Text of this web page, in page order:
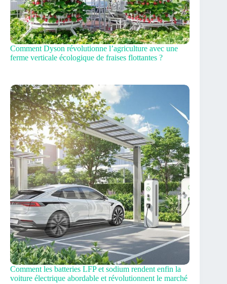
Comment Dyson révolutionne l’agriculture avec une
ferme verticale écologique de fraises flottantes ?
Comment les batteries LFP et sodium rendent enfin la
voiture électrique abordable et révolutionnent le marché